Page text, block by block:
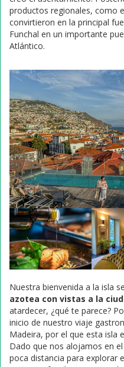
productos regionales, como
convirtieron en la principal
Funchal en un importante
Atlántico.
Nuestra bienvenida a la isla
azotea con vistas a la
atardecer, ¿qué te parece?
inicio de nuestro viaje
Madeira, por el que esta isla
Dado que nos alojamos en
poca distancia para explorar